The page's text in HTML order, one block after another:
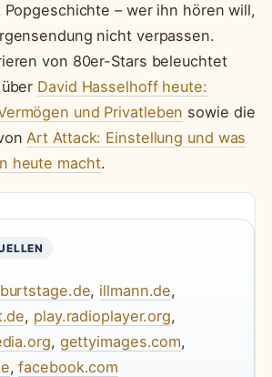
Popgeschichte – wer ihn hören will,
nicht verpassen.
von 80er-Stars beleuchtet
David Hasselhoff heute:
und Privatleben sowie die
Art Attack: Einstellung und was
heute macht.
, illmann.de,
, play.radioplayer.org,
, gettyimages.com,
,facebook.com